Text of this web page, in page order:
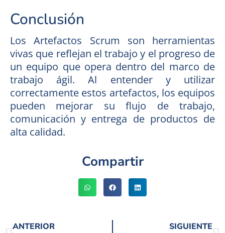
Conclusión
Los Artefactos Scrum son herramientas
vivas que reflejan el trabajo y el progreso de
un equipo que opera dentro del marco de
trabajo ágil. Al entender y utilizar
correctamente estos artefactos, los equipos
pueden mejorar su flujo de trabajo,
comunicación y entrega de productos de
alta calidad.
Compartir
ANTERIOR SIGUIENTE